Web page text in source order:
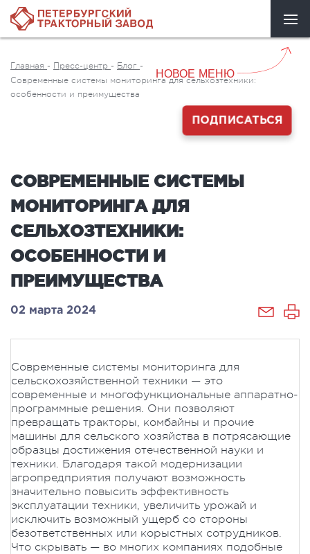
НОВОЕ МЕНЮ
Главная - Пресс-центр - Блог -
Современные системы мониторинга для сельхозтехники:
особенности и преимущества
ПОДПИСАТЬСЯ
СОВРЕМЕННЫЕ СИСТЕМЫ
МОНИТОРИНГА ДЛЯ
СЕЛЬХОЗТЕХНИКИ:
ОСОБЕННОСТИ И
ПРЕИМУЩЕСТВА
02 марта 2024
Современные системы мониторинга для
сельскохозяйственной техники — это
современные и многофункциональные аппаратно-
программные решения. Они позволяют
превращать тракторы, комбайны и прочие
машины для сельского хозяйства в потрясающие
образцы достижения отечественной науки и
техники. Благодаря такой модернизации
агропредприятия получают возможность
значительно повысить эффективность
эксплуатации техники, увеличить урожай и
исключить возможный ущерб со стороны
безответственных или корыстных сотрудников.
Что скрывать — во многих компаниях подобные